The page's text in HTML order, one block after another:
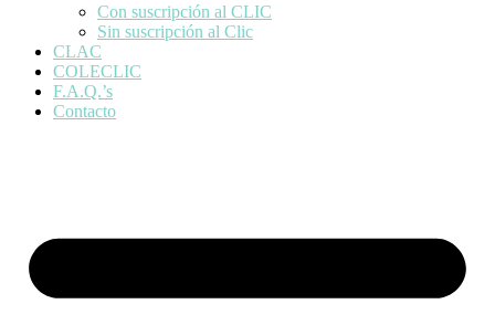
Con suscripción al CLIC
Sin suscripción al Clic
CLAC
COLECLIC
F.A.Q.’s
Contacto